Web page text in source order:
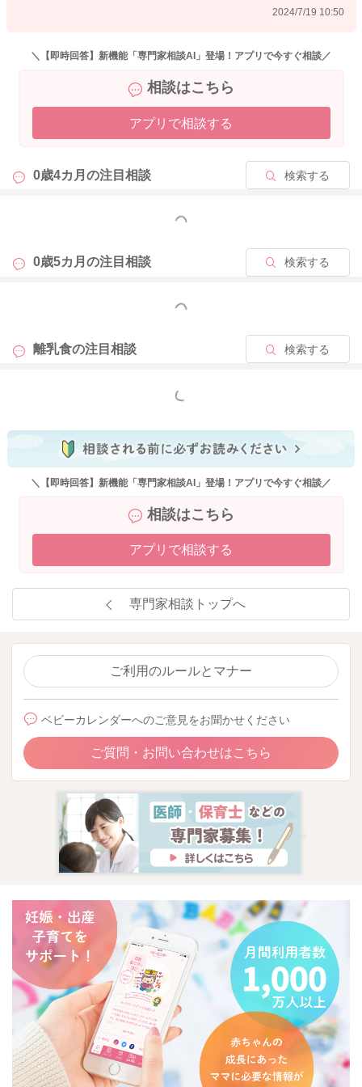
2024/7/19 10:50
＼【即時回答】新機能「専門家相談AI」登場！アプリで今すぐ相談／
相談はこちら
アプリで相談する
0歳4カ月の注目相談 検索する
もっと見る
0歳5カ月の注目相談 検索する
もっと見る
離乳食の注目相談 検索する
もっと見る
＼【即時回答】新機能「専門家相談AI」登場！アプリで今すぐ相談／
相談はこちら
アプリで相談する
専門家相談トップへ
ご利用のルールとマナー
ベビーカレンダーへのご意見をお聞かせください
ご質問・お問い合わせはこちら